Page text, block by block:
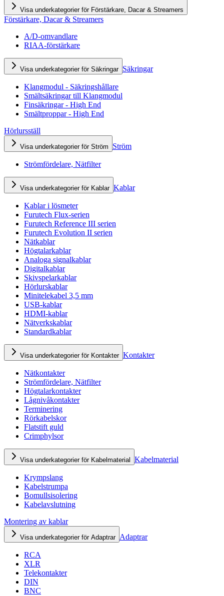
Visa underkategorier för Förstärkare, Dacar & Streamers
Förstärkare, Dacar & Streamers
A/D-omvandlare
RIAA-förstärkare
Visa underkategorier för Säkringar Säkringar
Klangmodul - Säkringshållare
Smältsäkringar till Klangmodul
Finsäkringar - High End
Smältproppar - High End
Hörlursställ
Visa underkategorier för Ström Ström
Strömfördelare, Nätfilter
Visa underkategorier för Kablar Kablar
Kablar i lösmeter
Furutech Flux-serien
Furutech Reference III serien
Furutech Evolution II serien
Nätkablar
Högtalarkablar
Analoga signalkablar
Digitalkablar
Skivspelarkablar
Hörlurskablar
Minitelekabel 3,5 mm
USB-kablar
HDMI-kablar
Nätverkskablar
Standardkablar
Visa underkategorier för Kontakter Kontakter
Nätkontakter
Strömfördelare, Nätfilter
Högtalarkontakter
Lågnivåkontakter
Terminering
Rörkabelskor
Flatstift guld
Crimphylsor
Visa underkategorier för Kabelmaterial Kabelmaterial
Krympslang
Kabelstrumpa
Bomullsisolering
Kabelavslutning
Montering av kablar
Visa underkategorier för Adaptrar Adaptrar
RCA
XLR
Telekontakter
DIN
BNC